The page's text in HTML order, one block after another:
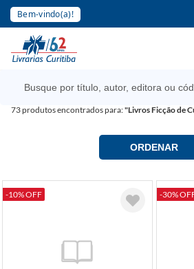
Bem-vindo(a)!
73produtos encontrados para:"Livros Ficção de
ORDENAR
-10% OFF -30%